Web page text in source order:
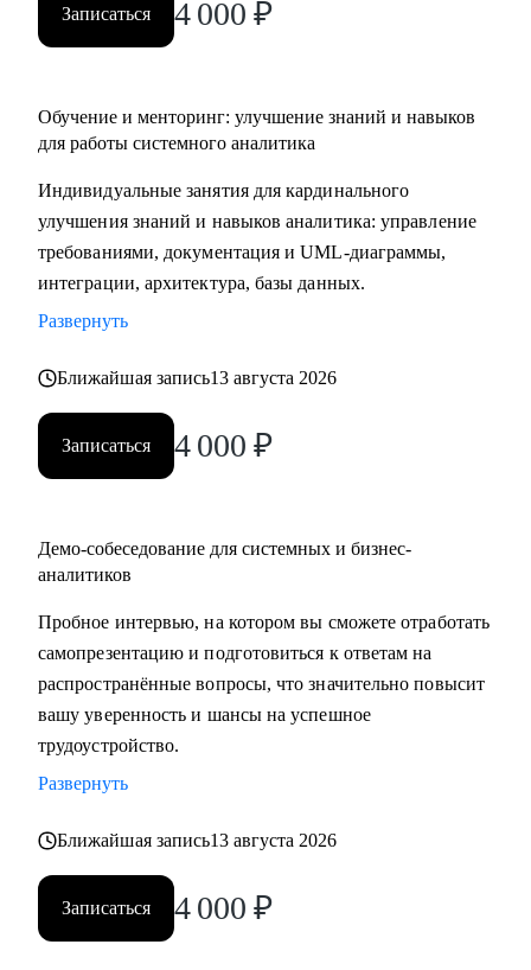
Записаться 4 000 ₽
Обучение и менторинг: улучшение знаний и навыков
для работы системного аналитика
Индивидуальные занятия для кардинального
улучшения знаний и навыков аналитика: управление
требованиями, документация и UML-диаграммы,
интеграции, архитектура, базы данных.
Развернуть
Ближайшая запись13 августа 2026
Записаться 4 000 ₽
Демо-собеседование для системных и бизнес-
аналитиков
Пробное интервью, на котором вы сможете отработать
самопрезентацию и подготовиться к ответам на
распространённые вопросы, что значительно повысит
вашу уверенность и шансы на успешное
трудоустройство.
Развернуть
Ближайшая запись13 августа 2026
Записаться 4 000 ₽